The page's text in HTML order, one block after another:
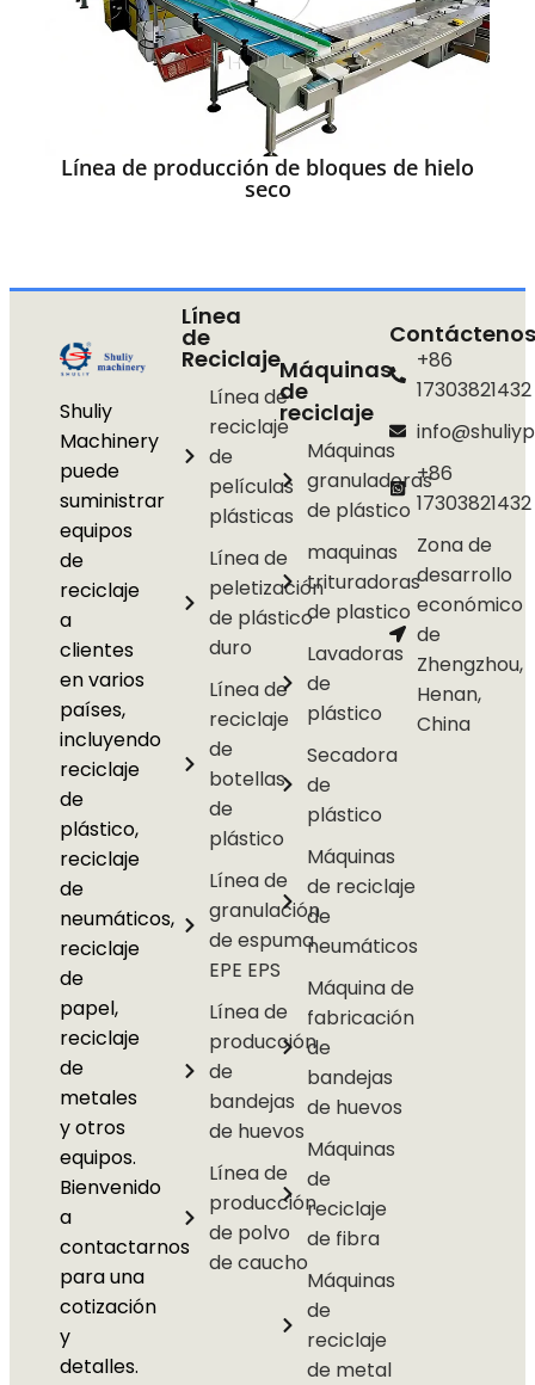
Línea de producción de bloques de hielo
seco
Shuliy
Machinery
puede
suministrar
equipos
de
reciclaje
a
clientes
en varios
países,
incluyendo
reciclaje
de
plástico,
reciclaje
de
neumáticos,
reciclaje
de
papel,
reciclaje
de
metales
y otros
equipos.
Bienvenido
a
contactarnos
para una
cotización
y
detalles.
Línea
de
Reciclaje
Línea de
reciclaje
de
películas
plásticas
Línea de
peletización
de plástico
duro
Línea de
reciclaje
de
botellas
de
plástico
Línea de
granulación
de espuma
EPE EPS
Línea de
producción
de
bandejas
de huevos
Línea de
producción
de polvo
de caucho
Máquinas
de
reciclaje
Máquinas
granuladoras
de plástico
maquinas
trituradoras
de plastico
Lavadoras
de
plástico
Secadora
de
plástico
Máquinas
de reciclaje
de
neumáticos
Máquina de
fabricación
de
bandejas
de huevos
Máquinas
de
reciclaje
de fibra
Máquinas
de
reciclaje
de metal
Contáctenos
+86
17303821432
+86
17303821432
Zona de
desarrollo
económico
de
Zhengzhou,
Henan,
China